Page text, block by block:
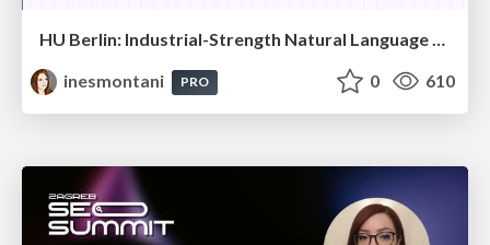
HU Berlin: Industrial-Strength Natural Language Processing with spaCy and Prodigy
inesmontani
PRO 0 610